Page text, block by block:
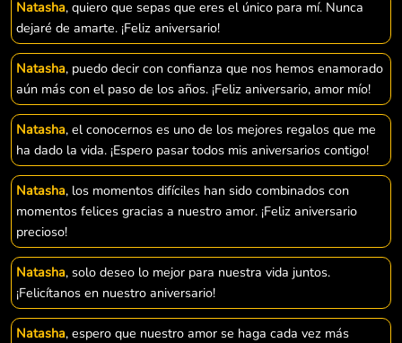
Natasha, quiero que sepas que eres el único para mí. Nunca
dejaré de amarte. ¡Feliz aniversario!
Natasha, puedo decir con confianza que nos hemos enamorado
aún más con el paso de los años. ¡Feliz aniversario, amor mío!
Natasha, el conocernos es uno de los mejores regalos que me
ha dado la vida. ¡Espero pasar todos mis aniversarios contigo!
Natasha, los momentos difíciles han sido combinados con
momentos felices gracias a nuestro amor. ¡Feliz aniversario
precioso!
Natasha, solo deseo lo mejor para nuestra vida juntos.
¡Felicítanos en nuestro aniversario!
Natasha, espero que nuestro amor se haga cada vez más